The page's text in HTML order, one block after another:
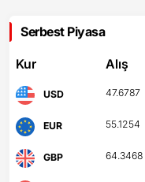
Serbest Piyasa
Kur Alış
USD 47.6787
EUR 55.1254
GBP 64.3468